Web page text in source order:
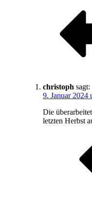
christoph sagt:
9. Januar 2024
Die
letzten Herbst